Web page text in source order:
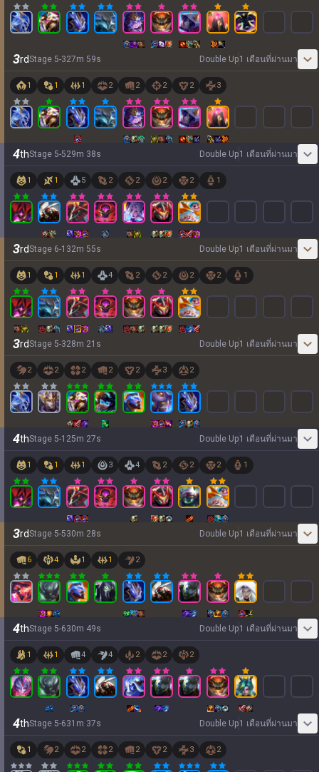
3rdStage 5-327m 59s Double Up1 เดือนที่ผ่านมา
1 1 1 2 2 2 2 3
4thStage 5-529m 38s Double Up1 เดือนที่ผ่านมา
1 1 5 2 2 2 2 1
3rdStage 6-1 32m 55s Double Up1 เดือนที่ผ่านมา
1 1 1 4 2 2 2 2 1
3rdStage 5-328m 21 s Double Up1 เดือนที่ผ่านมา
2 2 2 2 2 3 2
4thStage 5-1 25m 27s Double Up1 เดือนที่ผ่านมา
1 1 1 3 4 2 2 2 1
3rdStage 5-530m 28s Double Up1 เดือนที่ผ่านมา
6 4 1 1 2
4thStage 5-630m 49s Double Up1 เดือนที่ผ่านมา
1 1 4 4 2 2 2
4thStage 5-631 m 37s Double Up1 เดือนที่ผ่านมา
1 2 2 2 2 2 3 2